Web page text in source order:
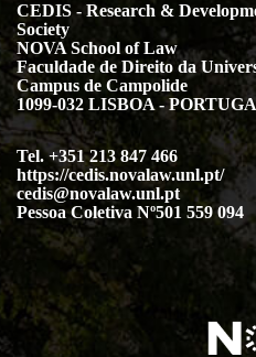
CEDIS - Research &
Society
NOVA School of Law
Faculdade de Direito da
Campus de Campolide
1099-032 LISBOA -
Tel. +351 213 847 466
https://cedis.novalaw.unl.pt/
cedis@novalaw.unl.pt
Pessoa Coletiva Nº501 559 094